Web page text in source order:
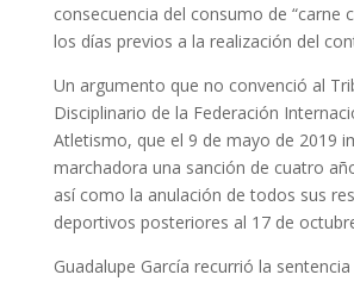
consecuencia del consumo de “carne
los días previos a la realización del
Un argumento que no convenció al
Disciplinario de la Federación
Atletismo, que el 9 de mayo de 2019
marchadora una sanción de cuatro
así como la anulación de todos sus
deportivos posteriores al 17 de
Guadalupe García recurrió la